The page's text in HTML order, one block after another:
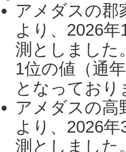
アメダスの郡
より、2026
測としました
1位の値（通
となっており
アメダスの高
より、2026
測としました